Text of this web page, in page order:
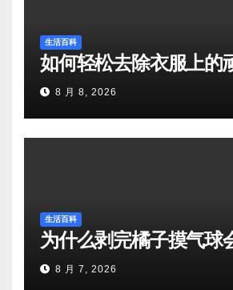
生活百科
如何轻松去除衣服上的
8 月 8, 2026
生活百科
为什么剥完橘子摸气球
8 月 7, 2026